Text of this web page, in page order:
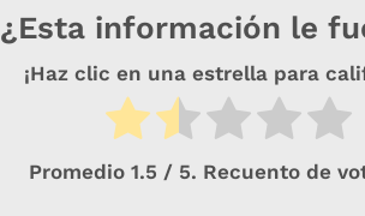
¿Esta información le
¡Haz clic en una estrella para
Promedio 1.5 / 5. Recuento de